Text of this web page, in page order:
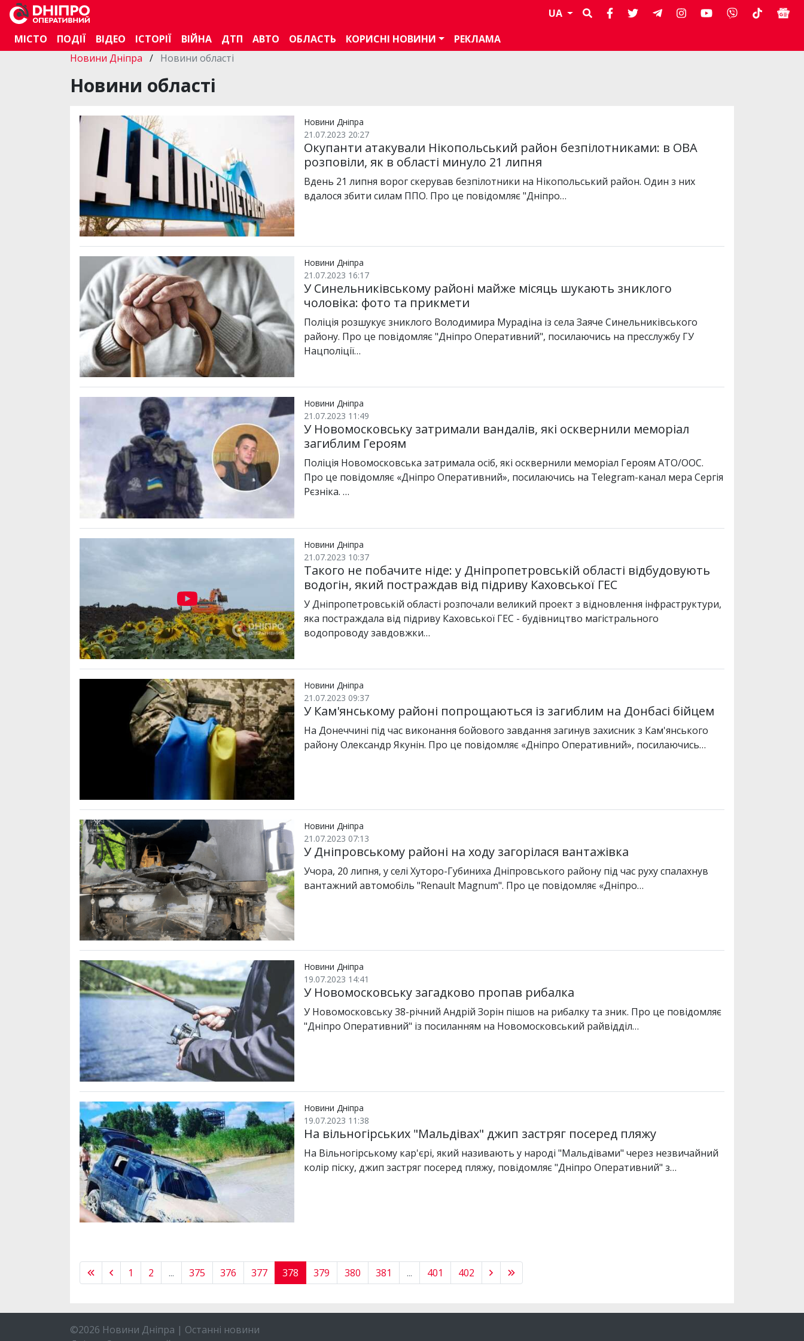
UA
МІСТО
ПОДІЇ ВІДЕО ІСТОРІЇ ВІЙНА ДТП АВТО ОБЛАСТЬ КОРИСНІ НОВИНИ
РЕКЛАМА
Новини Дніпра / Новини області
Новини області
Новини Дніпра
21.07.2023 20:27
Окупанти атакували Нікопольський район безпілотниками: в ОВА
розповіли, як в області минуло 21 липня
Вдень 21 липня ворог скерував безпілотники на Нікопольський район. Один з них
вдалося збити силам ППО. Про це повідомляє "Дніпро…
Новини Дніпра
21.07.2023 16:17
У Синельниківському районі майже місяць шукають зниклого
чоловіка: фото та прикмети
Поліція розшукує зниклого Володимира Мурадіна із села Заяче Синельниківського
району. Про це повідомляє "Дніпро Оперативний", посилаючись на пресслужбу ГУ
Нацполіції…
Новини Дніпра
21.07.2023 11:49
У Новомосковську затримали вандалів, які осквернили меморіал
загиблим Героям
Поліція Новомосковська затримала осіб, які осквернили меморіал Героям АТО/ООС.
Про це повідомляє «Дніпро Оперативний», посилаючись на Telegram-канал мера Сергія
Рєзніка. …
Новини Дніпра
21.07.2023 10:37
Такого не побачите ніде: у Дніпропетровській області відбудовують
водогін, який постраждав від підриву Каховської ГЕС
У Дніпропетровській області розпочали великий проект з відновлення інфраструктури,
яка постраждала від підриву Каховської ГЕС - будівництво магістрального
водопроводу завдовжки…
Новини Дніпра
21.07.2023 09:37
У Кам'янському районі попрощаються із загиблим на Донбасі бійцем
На Донеччині під час виконання бойового завдання загинув захисник з Кам'янського
району Олександр Якунін. Про це повідомляє «Дніпро Оперативний», посилаючись…
Новини Дніпра
21.07.2023 07:13
У Дніпровському районі на ходу загорілася вантажівка
Учора, 20 липня, у селі Хуторо-Губиниха Дніпровського району під час руху спалахнув
вантажний автомобіль "Renault Magnum". Про це повідомляє «Дніпро…
Новини Дніпра
19.07.2023 14:41
У Новомосковську загадково пропав рибалка
У Новомосковську 38-річний Андрій Зорін пішов на рибалку та зник. Про це повідомляє
"Дніпро Оперативний" із посиланням на Новомосковський райвідділ…
Новини Дніпра
19.07.2023 11:38
На вільногірських "Мальдівах" джип застряг посеред пляжу
На Вільногірському кар'єрі, який називають у народі "Мальдівами" через незвичайний
колір піску, джип застряг посеред пляжу, повідомляє "Дніпро Оперативний" з…
1 2 ... 375 376 377 378 379 380 381 ... 401 402
©2026 Новини Дніпра | Останні новини